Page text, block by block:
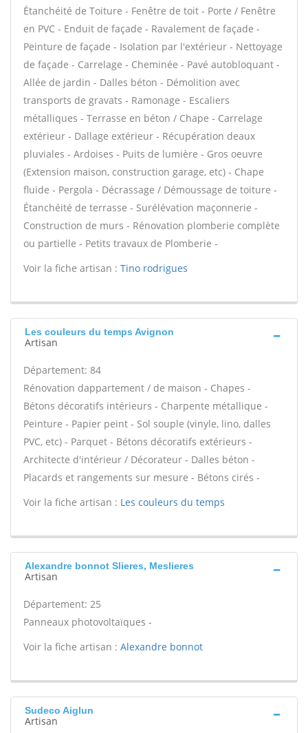
Étanchéité de Toiture - Fenêtre de toit - Porte / Fenêtre
en PVC - Enduit de façade - Ravalement de façade -
Peinture de façade - Isolation par l'extérieur - Nettoyage
de façade - Carrelage - Cheminée - Pavé autobloquant -
Allée de jardin - Dalles béton - Démolition avec
transports de gravats - Ramonage - Escaliers
métalliques - Terrasse en béton / Chape - Carrelage
extérieur - Dallage extérieur - Récupération deaux
pluviales - Ardoises - Puits de lumière - Gros oeuvre
(Extension maison, construction garage, etc) - Chape
fluide - Pergola - Décrassage / Démoussage de toiture -
Étanchéité de terrasse - Surélévation maçonnerie -
Construction de murs - Rénovation plomberie complète
ou partielle - Petits travaux de Plomberie -
Voir la fiche artisan : Tino rodrigues
Les couleurs du temps Avignon
Artisan
Département: 84
Rénovation dappartement / de maison - Chapes -
Bétons décoratifs intérieurs - Charpente métallique -
Peinture - Papier peint - Sol souple (vinyle, lino, dalles
PVC, etc) - Parquet - Bétons décoratifs extérieurs -
Architecte d'intérieur / Décorateur - Dalles béton -
Placards et rangements sur mesure - Bétons cirés -
Voir la fiche artisan : Les couleurs du temps
Alexandre bonnot Slieres, Meslieres
Artisan
Département: 25
Panneaux photovoltaïques -
Voir la fiche artisan : Alexandre bonnot
Sudeco Aiglun
Artisan